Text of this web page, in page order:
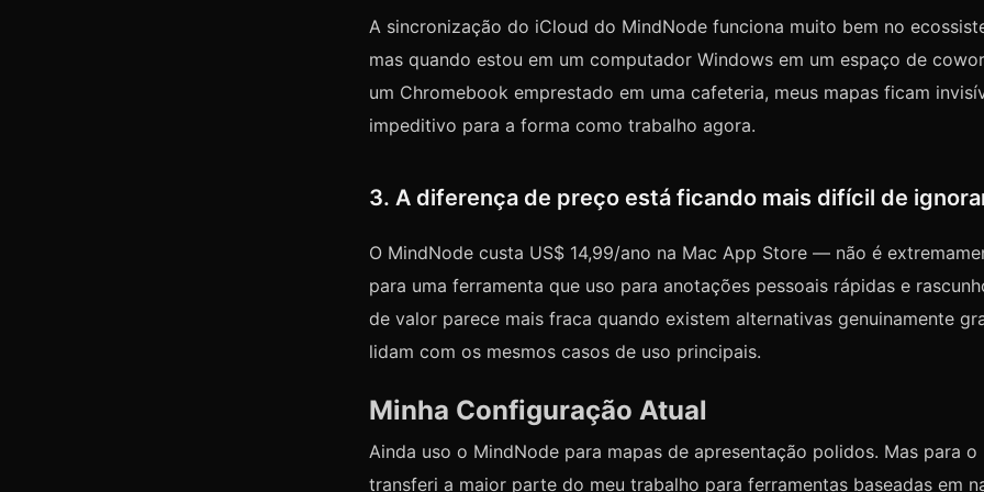
A sincronização do iCloud do MindNode funciona muito bem no
mas quando estou em um computador Windows em um espaço de
um Chromebook emprestado em uma cafeteria, meus mapas ficam
impeditivo para a forma como trabalho agora.
3. A diferença de preço está ficando mais difícil de
O MindNode custa US$ 14,99/ano na Mac App Store — não é
para uma ferramenta que uso para anotações pessoais rápidas e
de valor parece mais fraca quando existem alternativas genuinamente
lidam com os mesmos casos de uso principais.
Minha Configuração Atual
Ainda uso o MindNode para mapas de apresentação polidos. Mas para o
transferi a maior parte do meu trabalho para ferramentas baseadas em